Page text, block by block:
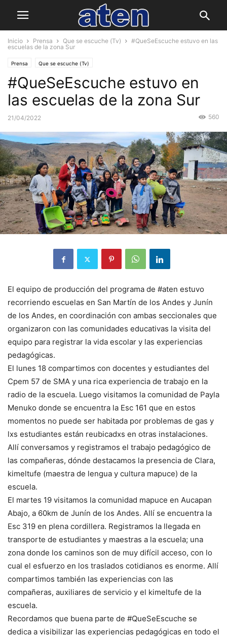
Inicio Prensa Que se escuche (Tv)
#QueSeEscuche estuvo en las
escuelas de la zona Sur
Prensa Que se escuche (Tv)
#QueSeEscuche estuvo en
las escuelas de la zona Sur
21/04/2022 560
El equipo de producción del programa de #aten estuvo
recorriendo escuelas en San Martín de los Andes y Junín
de los Andes, en coordinación con ambas seccionales que
organizaron con las comunidades educativas la visita del
equipo para registrar la vida escolar y las experiencias
pedagógicas.
El lunes 18 compartimos con docentes y estudiantes del
Cpem 57 de SMA y una rica experiencia de trabajo en la
radio de la escuela. Luego visitamos la comunidad de Payla
Menuko donde se encuentra la Esc 161 que en estos
momentos no puede ser habitada por problemas de gas y
lxs estudiantes están reubicadxs en otras instalaciones.
Allí conversamos y registramos el trabajo pedagógico de
las compañeras, dónde destacamos la presencia de Clara,
kimeltufe (maestra de lengua y cultura mapuce) de la
escuela.
El martes 19 visitamos la comunidad mapuce en Aucapan
Abajo, a 60km de Junín de los Andes. Allí se encuentra la
Esc 319 en plena cordillera. Registramos la llegada en
transporte de estudiantes y maestras a la escuela; una
zona donde los caminos son de muy difícil acceso, con lo
cual el esfuerzo en los traslados cotidianos es enorme. Allí
compartimos también las experiencias con las
compañeras, auxiliares de servicio y el kimeltufe de la
escuela.
Recordamos que buena parte de #QueSeEscuche se
dedica a visibilizar las experiencias pedagógicas en todo el